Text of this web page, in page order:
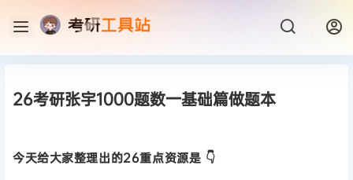
26考研张宇1000题数一基础篇做题本
今天给大家整理出的26重点资源是 👇